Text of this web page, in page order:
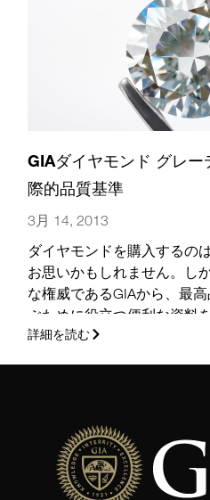
GIAダイヤモンド グレ
際的品質基準
3月 14, 2013
ダイヤモンドを購入するの
お思いかもしれません。し
な権威であるGIAから、最
ぶために役立つ便利な資料
す。はじめに、4C（
詳細を読む